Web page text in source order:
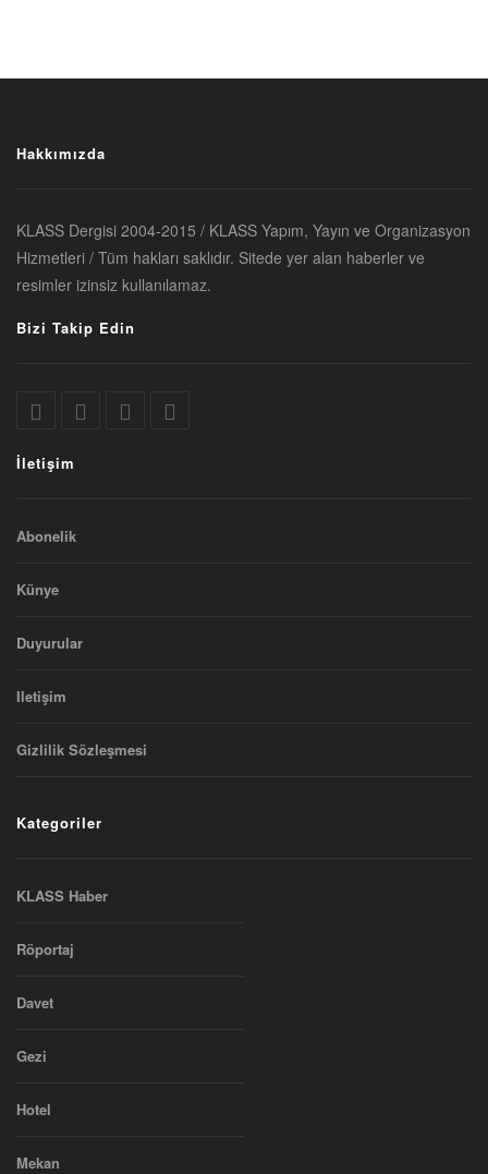
Hakkımızda
KLASS Dergisi 2004-2015 / KLASS Yapım, Yayın ve Organizasyon
Hizmetleri / Tüm hakları saklıdır. Sitede yer alan haberler ve
resimler izinsiz kullanılamaz.
Bizi Takip Edin
İletişim
Abonelik
Künye
Duyurular
Iletişim
Gizlilik Sözleşmesi
Kategoriler
KLASS Haber
Röportaj
Davet
Gezi
Hotel
Mekan